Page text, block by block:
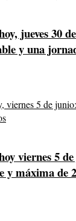
jueves 30
y una
viernes 5
y máxima de